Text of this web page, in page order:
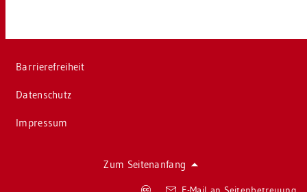
Bar­rie­re­frei­heit
Da­ten­schutz
Im­pres­sum
Zum Sei­ten­an­fang
Co­